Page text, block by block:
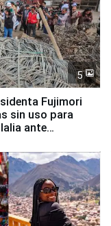
5
Fujimori
sin uso para
ante